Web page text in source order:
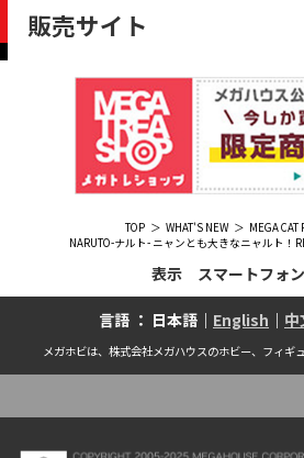
販売サイト
TOP WHAT'S NEW
MEGA CAT
NARUTO-ナルト- ニャンとも大きなニャルト！
表示 スマートフォン
言語 ： 日本語｜ English ｜
メガホビは、株式会社メガハウスのホビー、フィギ